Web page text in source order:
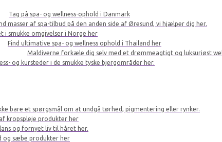
Tag på spa- og wellness-ophold i Danmark
masser af spa-tilbud på den anden side af Øresund, vi hjælper dig her.
i smukke omgivelser i Norge her
Find ultimative spa- og wellness ophold i Thailand her
Maldiverne forkæle dig selv med et drømmeagtigt og luksuriøst
og kursteder i de smukke tyske bjergområder her.
bare et spørgsmål om at undgå tørhed, pigmentering eller rynker.
kropspleje produkter her
og fornyet liv til håret her.
og sæbe produkter her